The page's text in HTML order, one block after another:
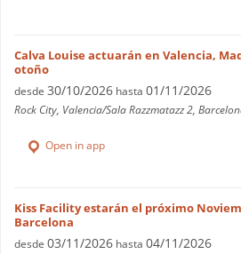
Calva Louise actuarán en Valencia,
otoño
desde 30/10/2026 hasta 01/11/2026
Rock City, Valencia/Sala Razzmatazz 2,
Open in app
Kiss Facility estarán el próximo
Barcelona
desde 03/11/2026 hasta 04/11/2026